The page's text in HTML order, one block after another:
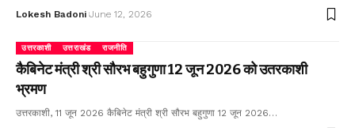
Lokesh Badoni June 12, 2026
उत्तरकाशी उत्तराखंड राजनीति
कैबिनेट मंत्री श्री सौरभ बहुगुणा 12 जून 2026 को उतरकाशी
भ्रमण
उत्तरकाशी, 11 जून 2026 कैबिनेट मंत्री श्री सौरभ बहुगुणा 12 जून 2026…